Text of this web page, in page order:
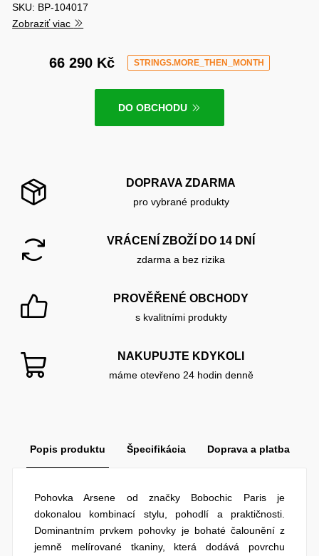
SKU: BP-104017
Zobraziť viac
66 290 Kč STRINGS.MORE_THEN_MONTH
DO OBCHODU
DOPRAVA ZDARMA
pro vybrané produkty
VRÁCENÍ ZBOŽÍ DO 14 DNÍ
zdarma a bez rizika
PROVĚŘENÉ OBCHODY
s kvalitními produkty
NAKUPUJTE KDYKOLI
máme otevřeno 24 hodin denně
Popis produktu Špecifikácia Doprava a platba
Pohovka Arsene od značky Bobochic Paris je
dokonalou kombinací stylu, pohodlí a praktičnosti.
Dominantním prvkem pohovky je bohaté čalounění z
jemně melírované tkaniny, která dodává povrchu